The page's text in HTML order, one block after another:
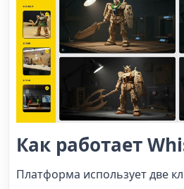
Как работает
Платформа использует две